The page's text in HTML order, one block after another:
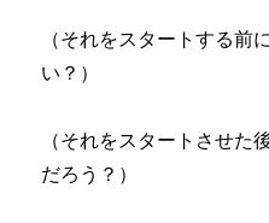
（それをスタートする前
い？）
（それをスタートさせた
だろう？）